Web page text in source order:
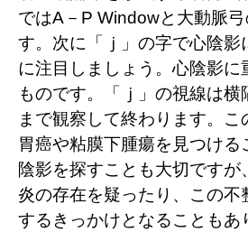
ではA－P Windowと大動脈
す。次に「ｊ」の字で心陰
に注目しましょう。心陰影
ものです。「ｊ」の視線は
まで観察して終わります。
胃癌や粘膜下腫瘍を見つけ
陰影を探すことも大切です
炎の存在を疑ったり、この
するきっかけとなることもあ